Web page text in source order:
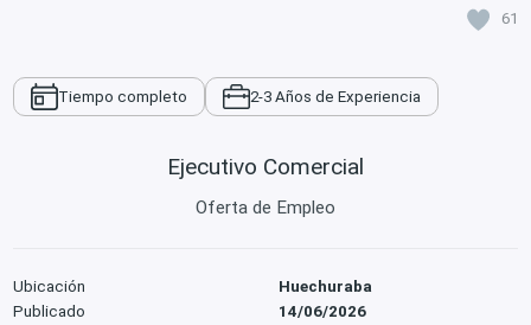
61
Tiempo completo 2-3 Años de Experiencia
Ejecutivo Comercial
Oferta de Empleo
Ubicación
Huechuraba
Publicado
14/06/2026